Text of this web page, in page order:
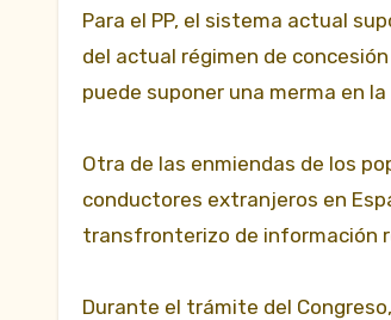
Para el PP, el sistema actual
del actual régimen de
puede suponer una merma en
Otra de las enmiendas de los
conductores extranjeros en
transfronterizo de información
Durante el trámite del